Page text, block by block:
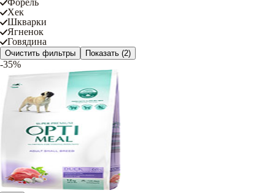
Хек
Шкварки
Ягненок
Говядина
Очистить фильтры Показать (2)
-35%